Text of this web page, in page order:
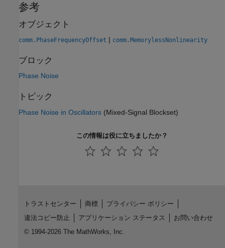
参考
オブジェクト
comm.PhaseFrequencyOffset | comm.MemorylessNonlinearity
ブロック
Phase Noise
トピック
Phase Noise in Oscillators (Mixed-Signal Blockset)
この情報は役に立ちましたか？
トラストセンター 商標
プライバシー ポリシー
違法コピー防止
アプリケーション ステータス
お問い合わせ
© 1994-2026 The MathWorks, Inc.